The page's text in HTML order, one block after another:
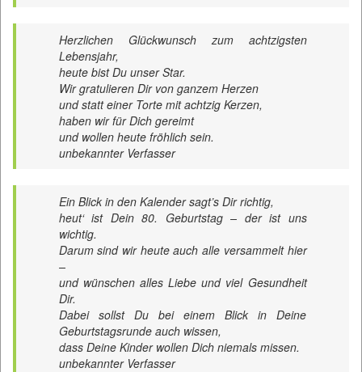
Herzlichen Glückwunsch zum achtzigsten
Lebensjahr,
heute bist Du unser Star.
Wir gratulieren Dir von ganzem Herzen
und statt einer Torte mit achtzig Kerzen,
haben wir für Dich gereimt
und wollen heute fröhlich sein.
unbekannter Verfasser
Ein Blick in den Kalender sagt’s Dir richtig,
heut‘ ist Dein 80. Geburtstag – der ist uns
wichtig.
Darum sind wir heute auch alle versammelt hier
–
und wünschen alles Liebe und viel Gesundheit
Dir.
Dabei sollst Du bei einem Blick in Deine
Geburtstagsrunde auch wissen,
dass Deine Kinder wollen Dich niemals missen.
unbekannter Verfasser